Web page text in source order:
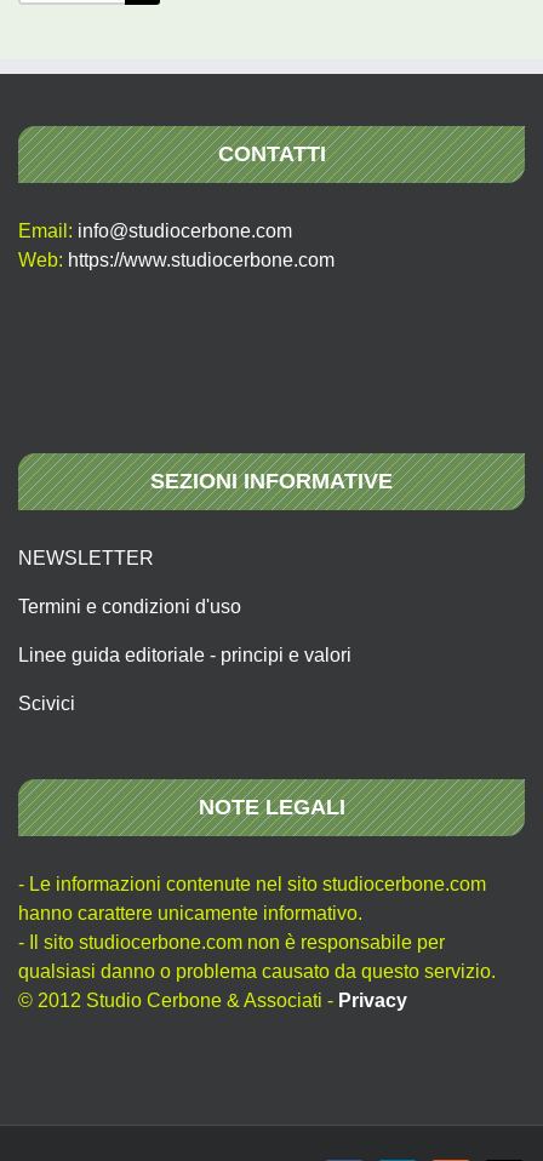
per:
CONTATTI
Email: info@studiocerbone.com
Web: https://www.studiocerbone.com
SEZIONI INFORMATIVE
NEWSLETTER
Termini e condizioni d'uso
Linee guida editoriale - principi e valori
Scivici
NOTE LEGALI
- Le informazioni contenute nel sito studiocerbone.com
hanno carattere unicamente informativo.
- Il sito studiocerbone.com non è responsabile per
qualsiasi danno o problema causato da questo servizio.
© 2012 Studio Cerbone & Associati - Privacy